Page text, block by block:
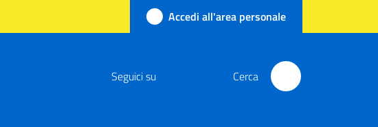
Accedi all'area personale
Seguici su Cerca